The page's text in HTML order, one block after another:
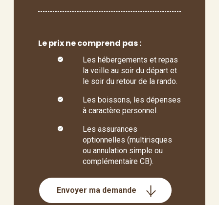
Le prix ne comprend pas :
Les hébergements et repas
la veille au soir du départ et
le soir du retour de la rando.
Les boissons, les dépenses
à caractère personnel.
Les assurances
optionnelles (multirisques
ou annulation simple ou
complémentaire CB).
Envoyer ma demande